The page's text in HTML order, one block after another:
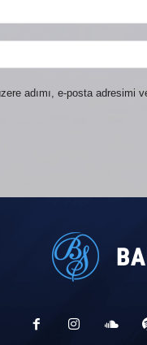
adımı, e-posta adresimi